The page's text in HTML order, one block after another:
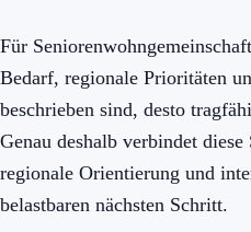
Für
Bedarf, regionale Prioritäten
beschrieben sind, desto
Genau deshalb verbindet
regionale Orientierung und
belastbaren nächsten Schritt.